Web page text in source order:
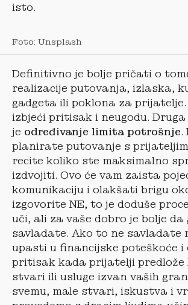
isto.
Foto: Unsplash
Definitivno je bolje pričati o
realizacije putovanja, izlaska,
gadgeta ili poklona za
izbjeći pritisak i neugodu.
je određivanje limita potrošnje.
planirate putovanje s
recite koliko ste maksimalno
izdvojiti. Ovo će vam zaista
komunikaciju i olakšati brigu
izgovorite NE, to je doduše
uči, ali za vaše dobro je bolje
savladate. Ako to ne savladate
upasti u financijske poteškoće i
pritisak kada prijatelji predlože
stvari ili usluge izvan vaših
svemu, male stvari, iskustva i